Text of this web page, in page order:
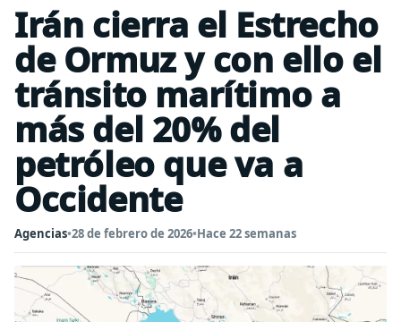
Irán cierra el Estrecho
de Ormuz y con ello el
tránsito marítimo a
más del 20% del
petróleo que va a
Occidente
Agencias•28 de febrero de 2026•Hace 22 semanas